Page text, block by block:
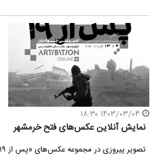
نمایش آنلاین عکس‌های فتح خرمشهر